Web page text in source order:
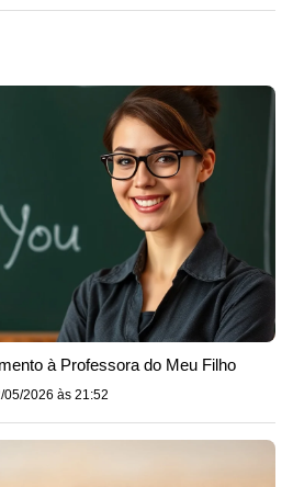
à Professora do Meu Filho
05/2026 às 21:52